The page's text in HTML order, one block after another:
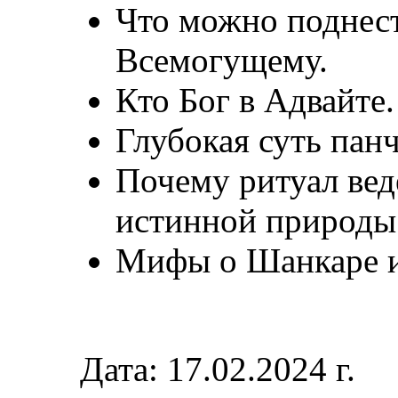
Что можно
Всемогущему.
Кто Бог в Адвайте.
Глубокая суть
Почему ритуал
истинной
Мифы о Шанкаре
Дата: 17.02.2024 г.